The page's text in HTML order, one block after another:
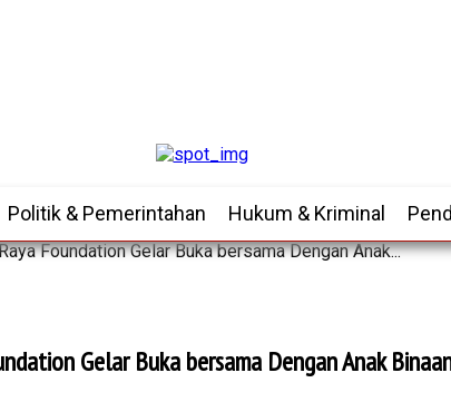
Politik & Pemerintahan Hukum & Kriminal
Foundation Gelar Buka bersama Dengan Anak...
Gelar Buka bersama Dengan Anak